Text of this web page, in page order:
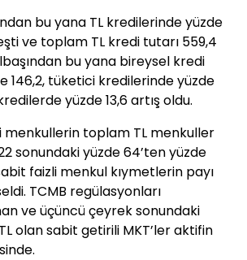
bu yana TL kredilerinde yüzde
ve toplam TL kredi tutarı 559,4
bu yana bireysel kredi
146,2, tüketici kredilerinde yüzde
yüzde 13,6 artış oldu.
menkullerin toplam TL menkuller
sonundaki yüzde 64’ten yüzde
faizli menkul kıymetlerin payı
TCMB regülasyonları
ve üçüncü çeyrek sonundaki
olan sabit getirili MKT’ler aktifin